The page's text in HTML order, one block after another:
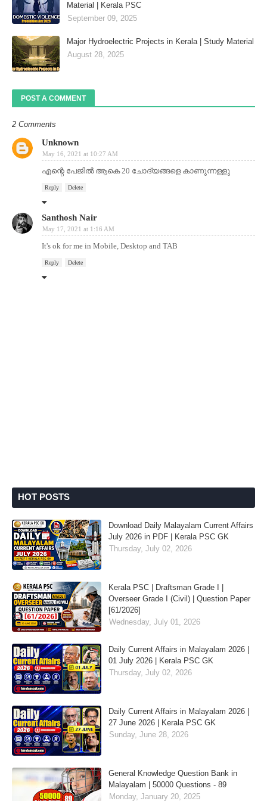
Material | Kerala PSC
September 09, 2025
Major Hydroelectric Projects in Kerala | Study Material
August 28, 2025
POST A COMMENT
2 Comments
Unknown
May 16, 2021 at 10:27 AM
എന്റെ പേജിൽ ആകെ 20 ചോദ്യങ്ങളെ കാണുന്നള്ളു
Reply Delete
Santhosh Nair
May 17, 2021 at 1:16 AM
It's ok for me in Mobile, Desktop and TAB
Reply Delete
HOT POSTS
Download Daily Malayalam Current Affairs
July 2026 in PDF | Kerala PSC GK
Thursday, July 02, 2026
Kerala PSC | Draftsman Grade I |
Overseer Grade I (Civil) | Question Paper
[61/2026]
Wednesday, July 01, 2026
Daily Current Affairs in Malayalam 2026 |
01 July 2026 | Kerala PSC GK
Thursday, July 02, 2026
Daily Current Affairs in Malayalam 2026 |
27 June 2026 | Kerala PSC GK
Sunday, June 28, 2026
General Knowledge Question Bank in
Malayalam | 50000 Questions - 89
Monday, January 20, 2025